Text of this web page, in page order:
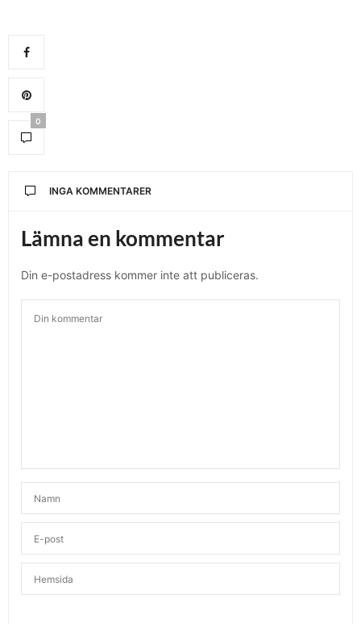
0
INGA KOMMENTARER
Lämna en kommentar
Din e-postadress kommer inte att publiceras.